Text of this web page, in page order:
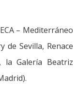
– Mediterráneo
de Sevilla, Renace
la Galería Beatriz